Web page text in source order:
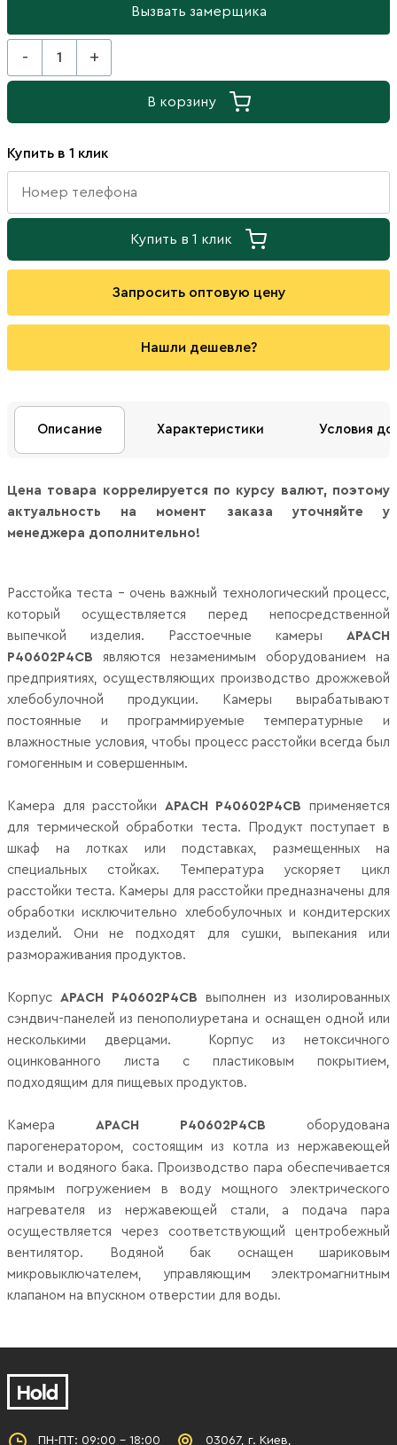
Вызвать замерщика
- +
В корзину
Купить в 1 клик
Купить в 1 клик
Запросить оптовую цену
Нашли дешевле?
Описание Характеристики Условия
Цена товара коррелируется по курсу валют, поэтому
актуальность на момент заказа уточняйте у
менеджера дополнительно!
Расстойка теста – очень важный технологический процесс,
который осуществляется перед непосредственной
выпечкой изделия. Расстоечные камеры APACH
P40602P4CB являются незаменимым оборудованием на
предприятиях, осуществляющих производство дрожжевой
хлебобулочной продукции. Камеры вырабатывают
постоянные и программируемые температурные и
влажностные условия, чтобы процесс расстойки всегда был
гомогенным и совершенным.
Камера для расстойки APACH P40602P4CB применяется
для термической обработки теста. Продукт поступает в
шкаф на лотках или подставках, размещенных на
специальных стойках. Температура ускоряет цикл
расстойки теста. Камеры для расстойки предназначены для
обработки исключительно хлебобулочных и кондитерских
изделий. Они не подходят для сушки, выпекания или
размораживания продуктов.
Корпус APACH P40602P4CB выполнен из изолированных
сэндвич-панелей из пенополиуретана и оснащен одной или
несколькими дверцами. Корпус из нетоксичного
оцинкованного листа с пластиковым покрытием,
подходящим для пищевых продуктов.
Камера APACH P40602P4CB оборудована
парогенератором, состоящим из котла из нержавеющей
стали и водяного бака. Производство пара обеспечивается
прямым погружением в воду мощного электрического
нагревателя из нержавеющей стали, а подача пара
осуществляется через соответствующий центробежный
вентилятор. Водяной бак оснащен шариковым
микровыключателем, управляющим электромагнитным
клапаном на впускном отверстии для воды.
ПН-ПТ: 09:00 - 18:00 03067, г. Киев,